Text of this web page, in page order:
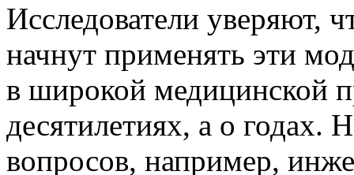
Исследователи уверяют,
начнут применять эти
в широкой медицинской
десятилетиях, а о годах.
вопросов, например,